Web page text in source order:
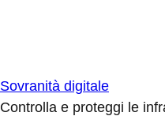
Sovranità digitale
Controlla e proteggi le